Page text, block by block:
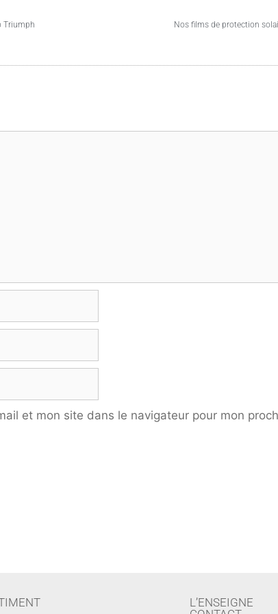
Triumph Nos films de protection
et mon site dans le navigateur pour mon
L’ENSEIGNE